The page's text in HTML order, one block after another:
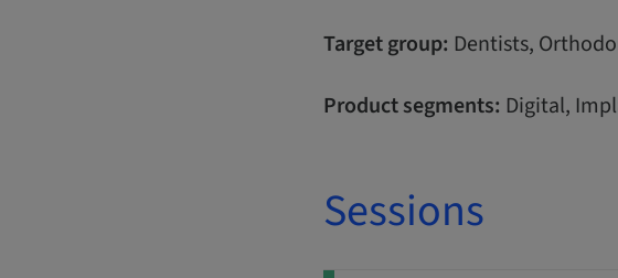
Target group: Dentists,
Product segments: Digital,
Sessions